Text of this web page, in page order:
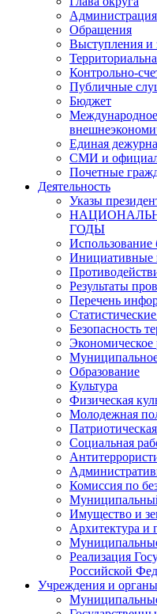
Администрация
Обращения
Выступления и
Контрольно-
Публичные
Бюджет
Международное
Единая
СМИ и
Почетные
Деятельность
Указы
ГОДЫ
Использование
Результаты
Перечень
Безопасность
Экономическое
Муниципальное
Образование
Культура
Физическая
Молодежная
Социальная
Комиссия по
Имущество и
Архитектура и
Реализация
Российской
Учреждения и органы